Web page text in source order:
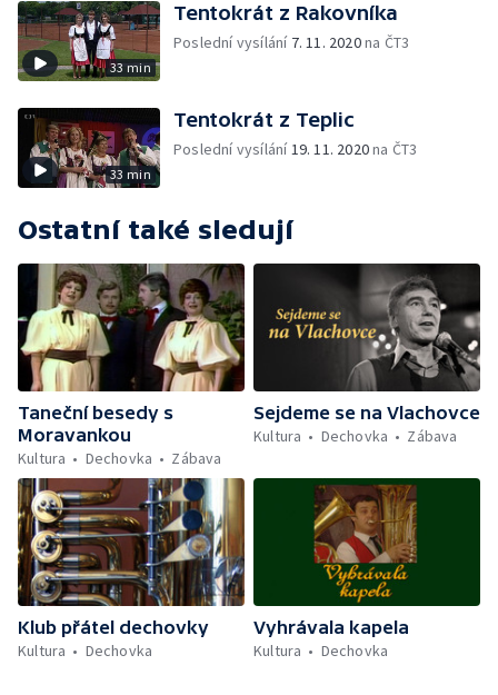
33 min
Tentokrát z Rakovníka
Poslední vysílání 7. 11. 2020na ČT3
33 min
Tentokrát z Teplic
Poslední vysílání19. 11. 2020na ČT3
Ostatní také sledují
Taneční besedy s
Moravankou
Kultura
Dechovka Zábava
Sejdeme se na Vlachovce
Kultura
Dechovka Zábava
Klub přátel dechovky
Kultura
Dechovka
Vyhrávala kapela
Kultura
Dechovka